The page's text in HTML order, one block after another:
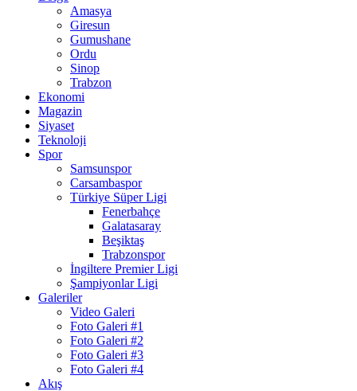
Amasya
Giresun
Gumushane
Ordu
Sinop
Trabzon
Ekonomi
Magazin
Siyaset
Teknoloji
Spor
Samsunspor
Carsambaspor
Türkiye Süper Ligi
Fenerbahçe
Galatasaray
Beşiktaş
Trabzonspor
İngiltere Premier Ligi
Şampiyonlar Ligi
Galeriler
Video Galeri
Foto Galeri #1
Foto Galeri #2
Foto Galeri #3
Foto Galeri #4
Akış